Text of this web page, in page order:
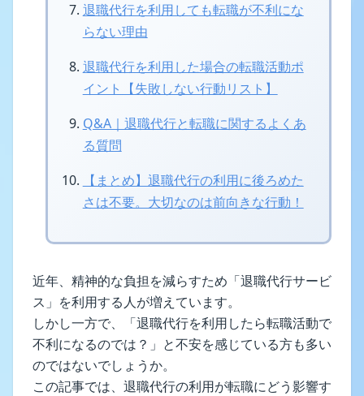
退職代行を利用しても転職が不利にな
らない理由
退職代行を利用した場合の転職活動ポ
イント【失敗しない行動リスト】
Q&A｜退職代行と転職に関するよくあ
る質問
【まとめ】退職代行の利用に後ろめた
さは不要。大切なのは前向きな行動！
近年、精神的な負担を減らすため「退職代行サービ
ス」を利用する人が増えています。
しかし一方で、「退職代行を利用したら転職活動で
不利になるのでは？」と不安を感じている方も多い
のではないでしょうか。
この記事では、退職代行の利用が転職にどう影響す